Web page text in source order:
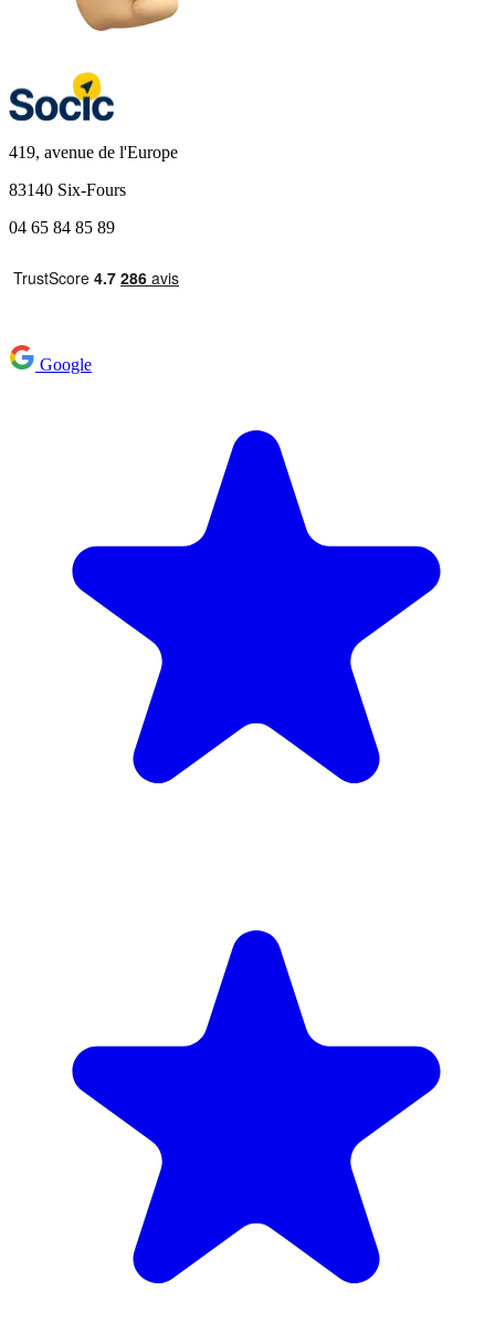
419, avenue de l'Europe
83140 Six-Fours
04 65 84 85 89
Google